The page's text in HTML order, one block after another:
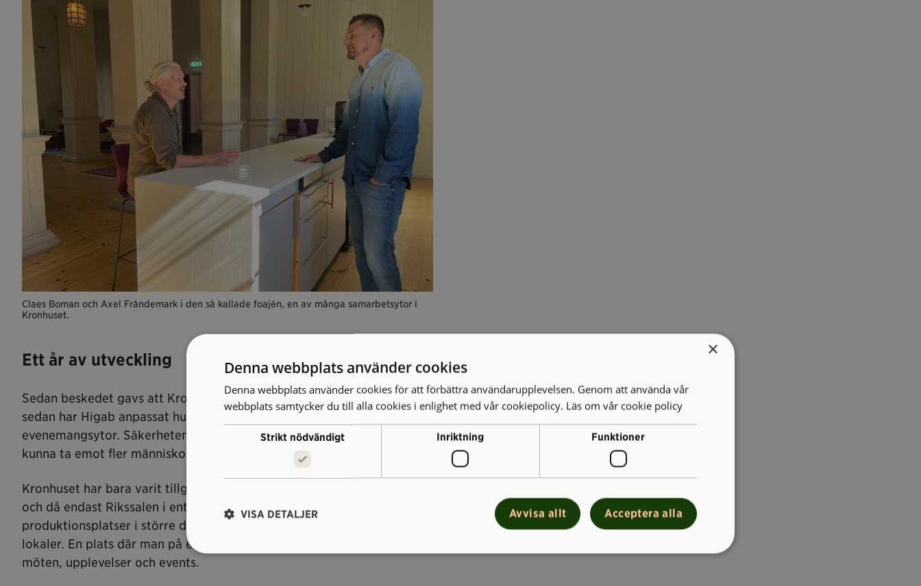
Claes Boman och Axel Frändemark i den så kallade foajén, en av många samarbetsytor i
Kronhuset.
Ett år av utveckling
Sedan beskedet gavs att Kronhuset skulle utvecklas till en kreativ arena för drygt ett år
sedan har Higab anpassat huset och småskaligt testat att erbjuda kontors- och
evenemangsytor. Säkerheten, inomhusmiljön och ytorna har också anpassats för att
kunna ta emot fler människor och nu är konceptet redo att växlas upp.
Kronhuset har bara varit tillgängligt för göteborgarna under särskilda arrangemang,
och då endast Rikssalen i entréplanet. Med Bagih erbjuds arbets- och
produktionsplatser i större delen av huset till dem som inte vill eller kan hyra egna
lokaler. En plats där man på ett enkelt sätt får tillgång till ytor som passar för arbete,
möten, upplevelser och events.
×
Denna webbplats använder cookies
Denna webbplats använder cookies för att förbättra användarupplevelsen. Genom att använda vår
webbplats samtycker du till alla cookies i enlighet med vår cookiepolicy. Läs om vår cookie policy
Strikt nödvändigt Inriktning Funktioner
Acceptera alla
Avvisa allt
VISA DETALJER